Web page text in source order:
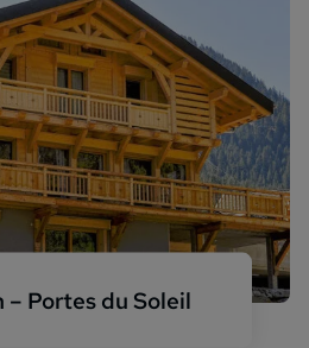
– Portes du Soleil